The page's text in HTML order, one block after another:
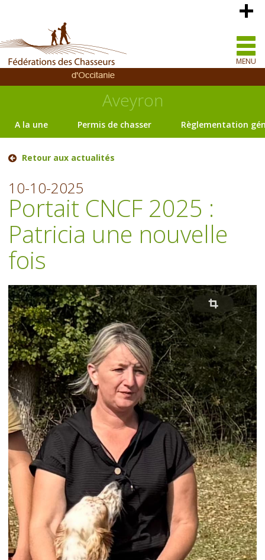
MENU
Aveyron
A la une Permis de chasser Règlementation
Retour aux actualités
10-10-2025
Portait CNCF 2025 :
Patricia une nouvelle
fois